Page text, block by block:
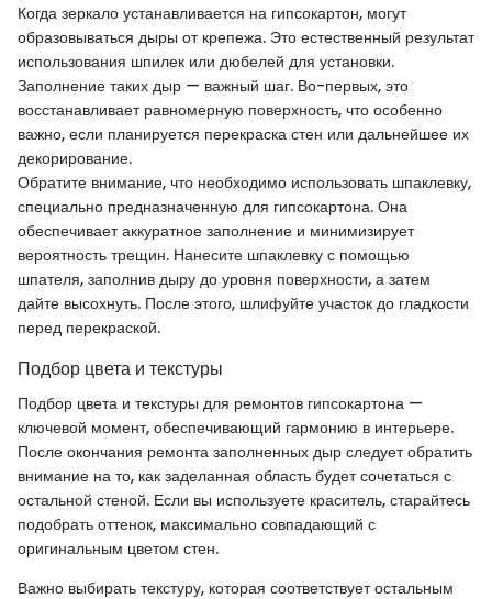
Когда зеркало устанавливается на гипсокартон, могут
образовываться дыры от крепежа. Это естественный результат
использования шпилек или дюбелей для установки.
Заполнение таких дыр — важный шаг. Во-первых, это
восстанавливает равномерную поверхность, что особенно
важно, если планируется перекраска стен или дальнейшее их
декорирование.
Обратите внимание, что необходимо использовать шпаклевку,
специально предназначенную для гипсокартона. Она
обеспечивает аккуратное заполнение и минимизирует
вероятность трещин. Нанесите шпаклевку с помощью
шпателя, заполнив дыру до уровня поверхности, а затем
дайте высохнуть. После этого, шлифуйте участок до гладкости
перед перекраской.
Подбор цвета и текстуры
Подбор цвета и текстуры для ремонтов гипсокартона —
ключевой момент, обеспечивающий гармонию в интерьере.
После окончания ремонта заполненных дыр следует обратить
внимание на то, как заделанная область будет сочетаться с
остальной стеной. Если вы используете краситель, старайтесь
подобрать оттенок, максимально совпадающий с
оригинальным цветом стен.
Важно выбирать текстуру, которая соответствует остальным